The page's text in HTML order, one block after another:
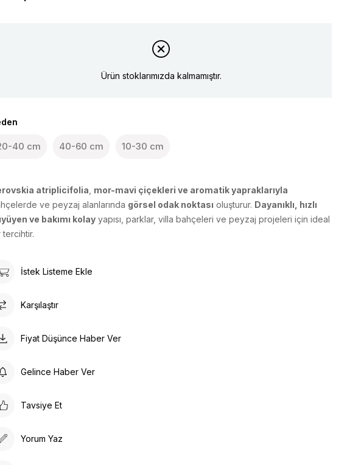
Ürün stoklarımızda kalmamıştır.
40 cm 40-60 cm 10-30 cm
atriplicifolia mor-mavi çiçekleri ve aromatik yapraklarıyla
ve peyzaj alanlarında görsel odak noktası oluşturur. Dayanıklı, hızlı
ve bakımı kolay yapısı, parklar, villa bahçeleri ve peyzaj projeleri için ideal
tercihtir.
İstek Listeme Ekle
Karşılaştır
Fiyat Düşünce Haber Ver
Gelince Haber Ver
Tavsiye Et
Yorum Yaz